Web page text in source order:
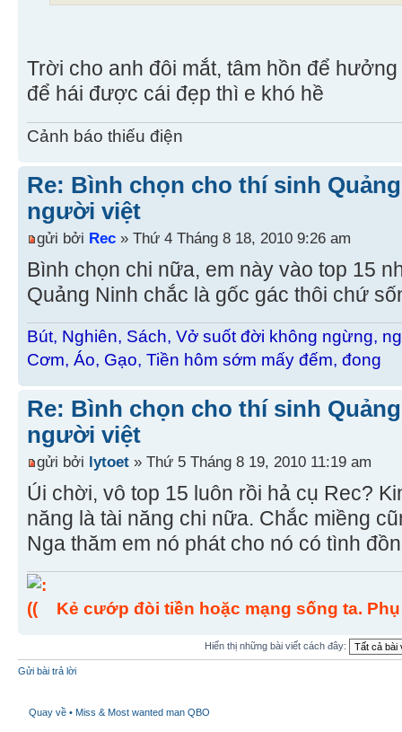
Trời cho anh đôi mắt, tâm hồn để
để hái được cái đẹp thì e khó hề
Cảnh báo thiếu điện
Re: Bình chọn cho thí sinh
người việt
gửi bởi Rec » Thứ 4 Tháng 8 18, 2010 9:26 am
Bình chọn chi nữa, em này vào top 15
Quảng Ninh chắc là gốc gác thôi chứ
Bút, Nghiên, Sách, Vở suốt đời không ngừng,
Cơm, Áo, Gạo, Tiền hôm sớm mấy đếm, đong
Re: Bình chọn cho thí sinh
người việt
gửi bởi lytoet » Thứ 5 Tháng 8 19, 2010 11:19 am
Úi chời, vô top 15 luôn rồi hả cụ Rec?
năng là tài năng chi nữa. Chắc miềng
Nga thăm em nó phát cho nó có tình
Kẻ cướp đòi tiền hoặc mạng sống ta.
Hiển thị những bài viết cách đây:
Gửi bài trả lời
Quay về • Miss & Most wanted man QBO